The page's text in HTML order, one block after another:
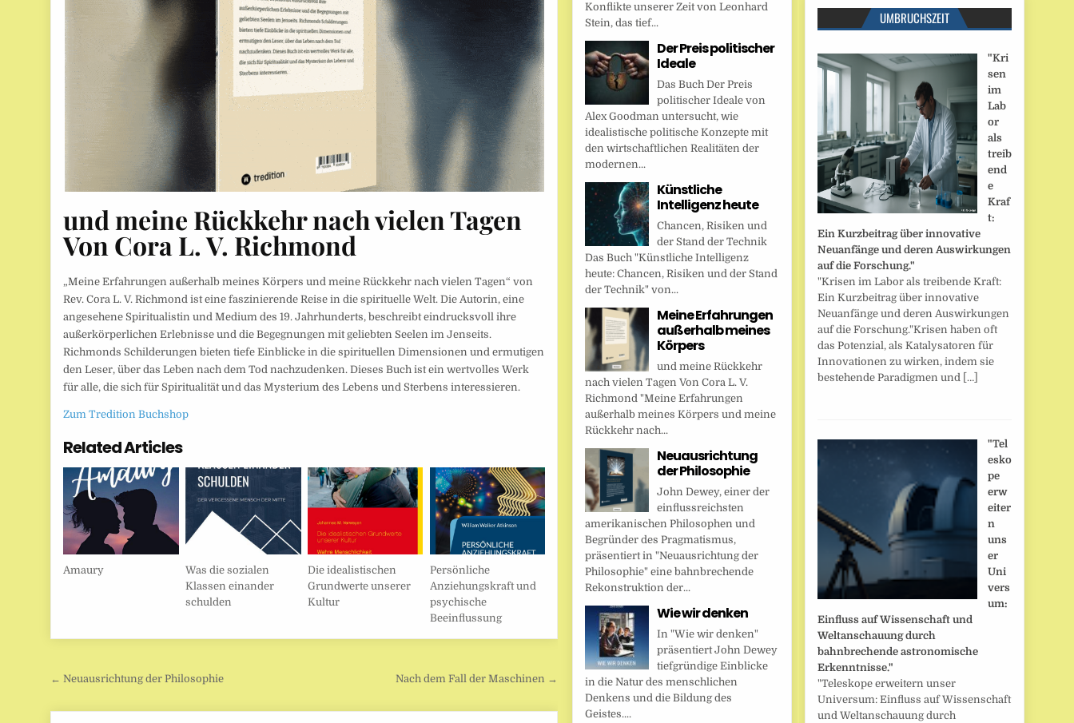
und meine Rückkehr nach vielen Tagen
Von Cora L. V. Richmond
„Meine Erfahrungen außerhalb meines Körpers und meine Rückkehr nach vielen Tagen“ von
Rev. Cora L. V. Richmond ist eine faszinierende Reise in die spirituelle Welt. Die Autorin, eine
angesehene Spiritualistin und Medium des 19. Jahrhunderts, beschreibt eindrucksvoll ihre
außerkörperlichen Erlebnisse und die Begegnungen mit geliebten Seelen im Jenseits.
Richmonds Schilderungen bieten tiefe Einblicke in die spirituellen Dimensionen und ermutigen
den Leser, über das Leben nach dem Tod nachzudenken. Dieses Buch ist ein wertvolles Werk
für alle, die sich für Spiritualität und das Mysterium des Lebens und Sterbens interessieren.
Zum Tredition Buchshop
Related Articles
Amaury
Was die sozialen
Klassen einander
schulden
Die idealistischen
Grundwerte unserer
Kultur
Persönliche
Anziehungskraft und
psychische
Beeinflussung
Beitragsnavigation
← Neuausrichtung der Philosophie Nach dem Fall der Maschinen →
Konflikte unserer Zeit von Leonhard
Stein, das tief...
Der Preis politischer
Ideale
Das Buch Der Preis
politischer Ideale von
Alex Goodman untersucht, wie
idealistische politische Konzepte mit
den wirtschaftlichen Realitäten der
modernen...
Künstliche
Intelligenz heute
Chancen, Risiken und
der Stand der Technik
Das Buch "Künstliche Intelligenz
heute: Chancen, Risiken und der Stand
der Technik" von...
Meine Erfahrungen
außerhalb meines
Körpers
und meine Rückkehr
nach vielen Tagen Von Cora L. V.
Richmond "Meine Erfahrungen
außerhalb meines Körpers und meine
Rückkehr nach...
Neuausrichtung
der Philosophie
John Dewey, einer der
einflussreichsten
amerikanischen Philosophen und
Begründer des Pragmatismus,
präsentiert in "Neuausrichtung der
Philosophie" eine bahnbrechende
Rekonstruktion der...
Wie wir denken
In "Wie wir denken"
präsentiert John Dewey
tiefgründige Einblicke
in die Natur des menschlichen
Denkens und die Bildung des
Geistes....
UMBRUCHSZEIT
"Kri
sen
im
Lab
or
als
treib
end
e
Kraf
t:
Ein Kurzbeitrag über innovative
Neuanfänge und deren Auswirkungen
auf die Forschung."
"Krisen im Labor als treibende Kraft:
Ein Kurzbeitrag über innovative
Neuanfänge und deren Auswirkungen
auf die Forschung."Krisen haben oft
das Potenzial, als Katalysatoren für
Innovationen zu wirken, indem sie
bestehende Paradigmen und […]
"Tel
esko
pe
erw
eiter
n
uns
er
Uni
vers
um:
Einfluss auf Wissenschaft und
Weltanschauung durch
bahnbrechende astronomische
Erkenntnisse."
"Teleskope erweitern unser
Universum: Einfluss auf Wissenschaft
und Weltanschauung durch